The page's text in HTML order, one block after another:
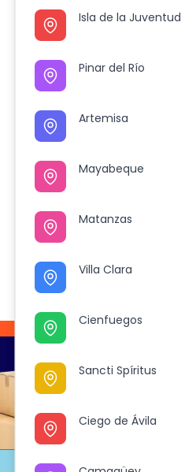
No hay productos
El viaje
Isla de la Juventud
Pinar del Río
Artemisa
Mayabeque
Matanzas
Villa Clara
Cienfuegos
Sancti Spíritus
Ciego de Ávila
Isla de la Juventud
Pinar del Río
Artemisa
Mayabeque
Matanzas
Villa Clara
Cienfuegos
Sancti Spíritus
Ciego de Ávila